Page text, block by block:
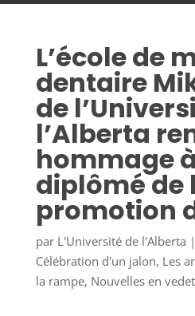
L’école de
dentaire
de
l’Alberta
hommage
diplômé de
promotion
par L'Université de l'Alberta |
Célébration d'un jalon, Les
la rampe, Nouvelles en